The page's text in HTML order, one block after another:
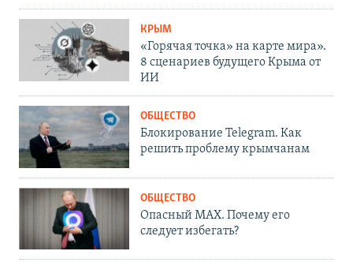
КРЫМ
«Горячая точка» на карте мира».
8 сценариев будущего Крыма от
ИИ
ОБЩЕСТВО
Блокирование Telegram. Как
решить проблему крымчанам
ОБЩЕСТВО
Опасный MAX. Почему его
следует избегать?